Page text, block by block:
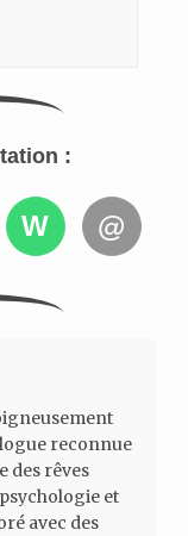
:
W @
reconnue
des rêves
et
avec des